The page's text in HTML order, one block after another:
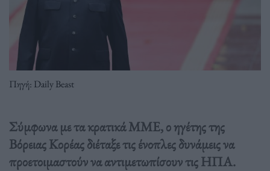
Πηγή: Daily Beast
Σύμφωνα με τα κρατικά ΜΜΕ, ο ηγέτης της
Βόρειας Κορέας διέταξε τις ένοπλες δυνάμεις να
προετοιμαστούν να αντιμετωπίσουν τις ΗΠΑ.